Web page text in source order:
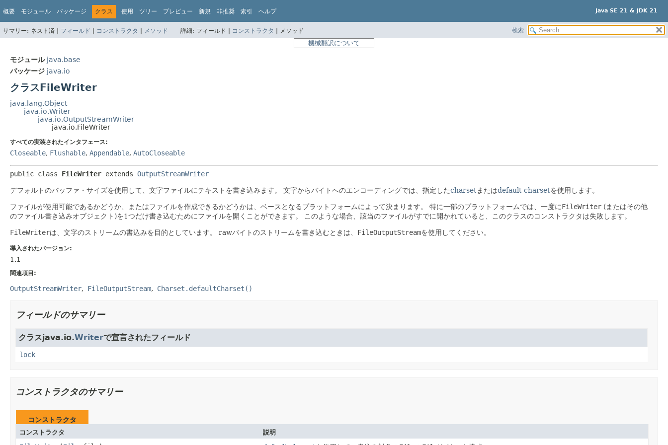
Java SE 21 & JDK 21
概要 モジュール パッケージ クラス 使用 ツリー プレビュー 新規 非推奨 索引 ヘルプ
サマリー: ネスト済 | フィールド | コンストラクタ | メソッド 詳細: フィールド | コンストラクタ | メソッド 検索
機械翻訳について
モジュール java.base
パッケージ java.io
クラスFileWriter
java.lang.Object
java.io.Writer
java.io.OutputStreamWriter
java.io.FileWriter
すべての実装されたインタフェース:
Closeable, Flushable, Appendable, AutoCloseable
public class FileWriter extends OutputStreamWriter
デフォルトのバッファ・サイズを使用して、文字ファイルにテキストを書き込みます。 文字からバイトへのエンコーディングでは、指定したcharsetまたはdefault charsetを使用します。
ファイルが使用可能であるかどうか、またはファイルを作成できるかどうかは、ベースとなるプラットフォームによって決まります。 特に一部のプラットフォームでは、一度にFileWriter (またはその他
のファイル書き込みオブジェクト)を1つだけ書き込むためにファイルを開くことができます。
このような場合、該当のファイルがすでに開かれていると、このクラスのコンストラクタは失敗します。
FileWriterは、文字のストリームの書込みを目的としています。 rawバイトのストリームを書き込むときは、 FileOutputStreamを使用してください。
導入されたバージョン:
1.1
関連項目:
OutputStreamWriter FileOutputStream Charset.defaultCharset()
フィールドのサマリー
クラスjava.io.Writerで宣言されたフィールド
lock
コンストラクタのサマリー
コンストラクタ
コンストラクタ
説明